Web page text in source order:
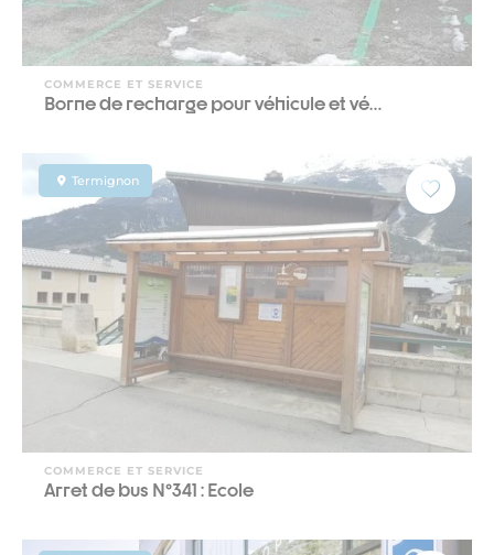
COMMERCE ET SERVICE
Borne de recharge pour véhicule et vé…
Termignon
COMMERCE ET SERVICE
Arret de bus N°341 : Ecole